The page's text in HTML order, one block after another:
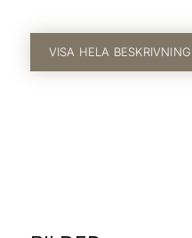
VISA HELA